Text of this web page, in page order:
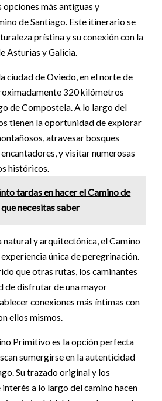
opciones más antiguas y
de Santiago. Este itinerario se
prístina y su conexión con la
Asturias y Galicia.
ciudad de Oviedo, en el norte de
320 kilómetros
de Compostela. A lo largo del
tienen la oportunidad de explorar
atravesar bosques
y visitar numerosas
históricos.
tardas en hacer el Camino de
necesitas saber
natural y arquitectónica, el Camino
única de peregrinación.
que otras rutas, los caminantes
de disfrutar de una mayor
conexiones más íntimas con
ellos mismos.
Primitivo es la opción perfecta
sumergirse en la autenticidad
Su trazado original y los
a lo largo del camino hacen